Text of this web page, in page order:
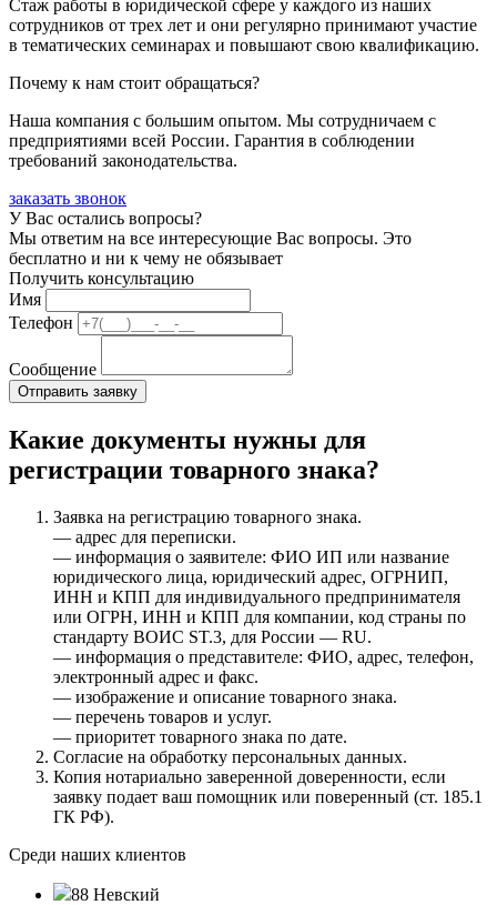
Стаж работы в юридической сфере у каждого из наших
сотрудников от трех лет и они регулярно принимают участие
в тематических семинарах и повышают свою квалификацию.
Почему к нам стоит обращаться?
Наша компания с большим опытом. Мы сотрудничаем с
предприятиями всей России. Гарантия в соблюдении
требований законодательства.
заказать звонок
У Вас остались вопросы?
Мы ответим на все интересующие Вас вопросы. Это
бесплатно и ни к чему не обязывает
Получить консультацию
Имя
Телефон
Сообщение
Какие документы нужны для
регистрации товарного знака?
Заявка на регистрацию товарного знака.
— адрес для переписки.
— информация о заявителе: ФИО ИП или название
юридического лица, юридический адрес, ОГРНИП,
ИНН и КПП для индивидуального предпринимателя
или ОГРН, ИНН и КПП для компании, код страны по
стандарту ВОИС ST.3, для России — RU.
— информация о представителе: ФИО, адрес, телефон,
электронный адрес и факс.
— изображение и описание товарного знака.
— перечень товаров и услуг.
— приоритет товарного знака по дате.
Согласие на обработку персональных данных.
Копия нотариально заверенной доверенности, если
заявку подает ваш помощник или поверенный (ст. 185.1
ГК РФ).
Среди наших клиентов
88 Невский